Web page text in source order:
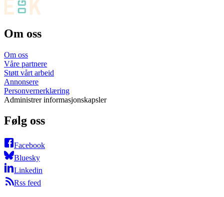
Om oss
Om oss
Våre partnere
Støtt vårt arbeid
Annonsere
Personvernerklæring
Administrer informasjonskapsler
Følg oss
Facebook
Bluesky
Linkedin
Rss feed